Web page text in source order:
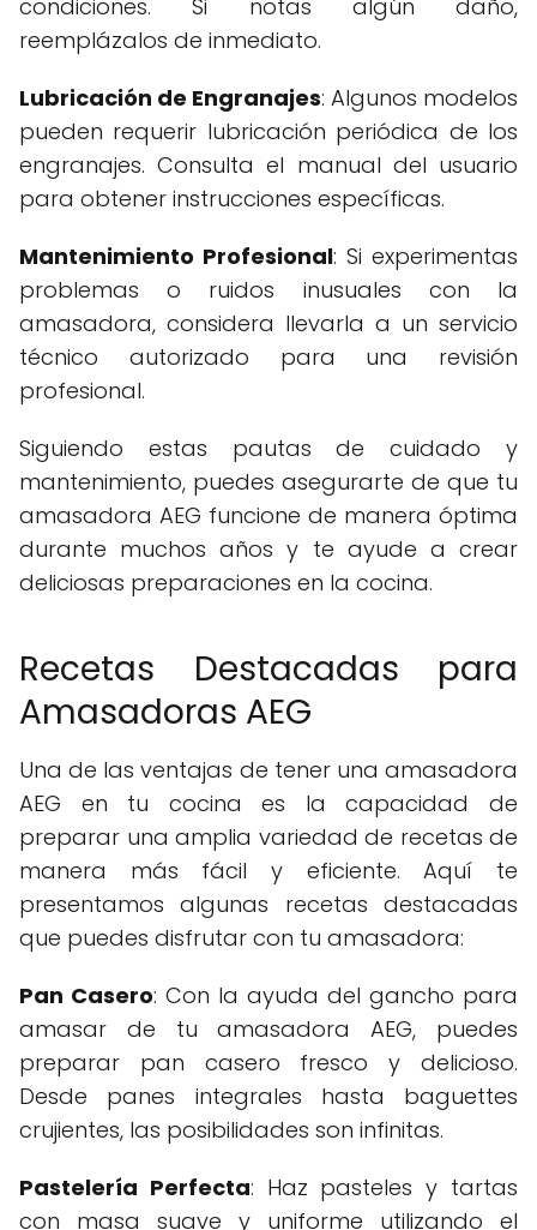
condiciones. Si notas algún daño,
reemplázalos de inmediato.
Lubricación de Engranajes: Algunos modelos
pueden requerir lubricación periódica de los
engranajes. Consulta el manual del usuario
para obtener instrucciones específicas.
Mantenimiento Profesional: Si experimentas
problemas o ruidos inusuales con la
amasadora, considera llevarla a un servicio
técnico autorizado para una revisión
profesional.
Siguiendo estas pautas de cuidado y
mantenimiento, puedes asegurarte de que tu
amasadora AEG funcione de manera óptima
durante muchos años y te ayude a crear
deliciosas preparaciones en la cocina.
Recetas Destacadas para
Amasadoras AEG
Una de las ventajas de tener una amasadora
AEG en tu cocina es la capacidad de
preparar una amplia variedad de recetas de
manera más fácil y eficiente. Aquí te
presentamos algunas recetas destacadas
que puedes disfrutar con tu amasadora:
Pan Casero: Con la ayuda del gancho para
amasar de tu amasadora AEG, puedes
preparar pan casero fresco y delicioso.
Desde panes integrales hasta baguettes
crujientes, las posibilidades son infinitas.
Pastelería Perfecta: Haz pasteles y tartas
con masa suave y uniforme utilizando el